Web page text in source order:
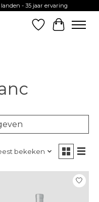
- 35 jaar ervaring
Verlanglijst
bekeken